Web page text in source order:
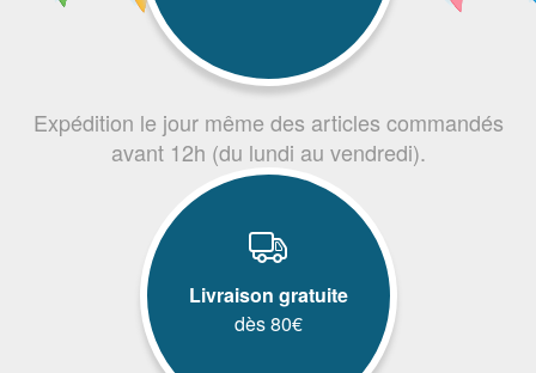
Expédition le jour même des articles commandés
avant 12h (du lundi au vendredi).
Livraison gratuite
dès 80€